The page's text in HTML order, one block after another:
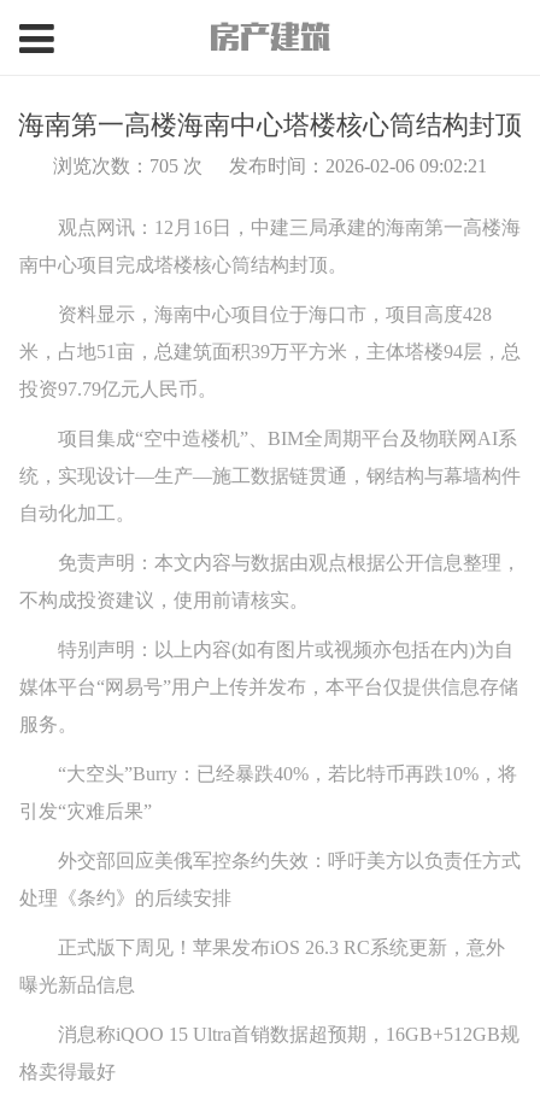
海南第一高楼海南中心塔楼核心筒结构封顶
浏览次数： 705 次 发布时间：2026-02-06 09:02:21
观点网讯：12月16日，中建三局承建的海南第一高楼海
南中心项目完成塔楼核心筒结构封顶。
资料显示，海南中心项目位于海口市，项目高度428
米，占地51亩，总建筑面积39万平方米，主体塔楼94层，总
投资97.79亿元人民币。
项目集成“空中造楼机”、BIM全周期平台及物联网AI系
统，实现设计—生产—施工数据链贯通，钢结构与幕墙构件
自动化加工。
免责声明：本文内容与数据由观点根据公开信息整理，
不构成投资建议，使用前请核实。
特别声明：以上内容(如有图片或视频亦包括在内)为自
媒体平台“网易号”用户上传并发布，本平台仅提供信息存储
服务。
“大空头”Burry：已经暴跌40%，若比特币再跌10%，将
引发“灾难后果”
外交部回应美俄军控条约失效：呼吁美方以负责任方式
处理《条约》的后续安排
正式版下周见！苹果发布iOS 26.3 RC系统更新，意外
曝光新品信息
消息称iQOO 15 Ultra首销数据超预期，16GB+512GB规
格卖得最好